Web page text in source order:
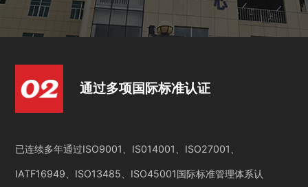
通过多项国际标准认证
已连续多年通过ISO9001、IS014001、ISO27001、
IATF16949、ISO13485、ISO45001国际标准管理体系认